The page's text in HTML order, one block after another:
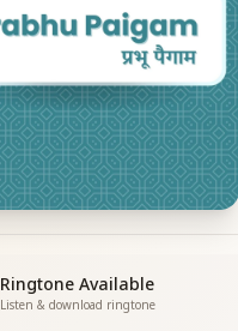
Ringtone Available
Listen & download ringtone